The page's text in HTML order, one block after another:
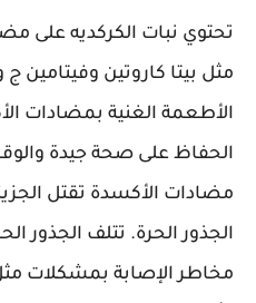
تحتوي نبات الكركديه على
مثل بيتا كاروتين وفيتامين
الأطعمة الغنية بمضادات
الحفاظ على صحة جيدة
مضادات الأكسدة تقتل
الجذور الحرة. تتلف الجذور
مخاطر الإصابة بمشكلات